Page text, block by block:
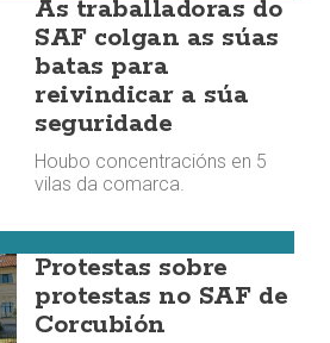
As traballadoras do
SAF colgan as súas
batas para
reivindicar a súa
seguridade
Houbo concentracións en 5
vilas da comarca.
Protestas sobre
protestas no SAF de
Corcubión